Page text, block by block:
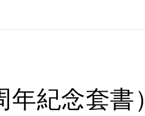
年紀念套書）